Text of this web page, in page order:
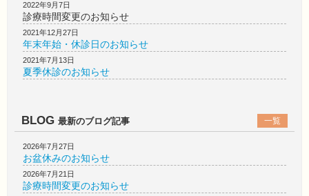
2022年9月7日
診療時間変更のお知らせ
2021年12月27日
年末年始・休診日のお知らせ
2021年7月13日
夏季休診のお知らせ
BLOG 最新のブログ記事 一覧
2026年7月27日
お盆休みのお知らせ
2026年7月21日
診療時間変更のお知らせ